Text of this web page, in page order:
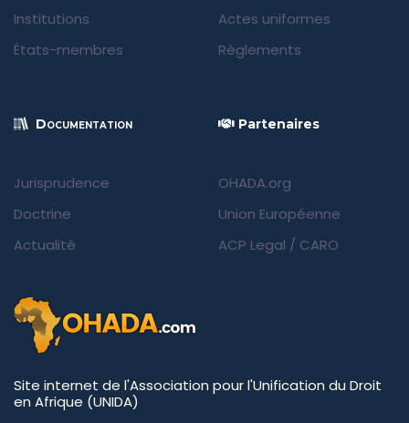
Institutions
États-membres
Actes uniformes
Règlements
Documentation
Jurisprudence
Doctrine
Actualité
Partenaires
OHADA.org
Union Européenne
ACP Legal / CARO
Site internet de l'Association pour l'Unification du Droit
en Afrique (UNIDA)